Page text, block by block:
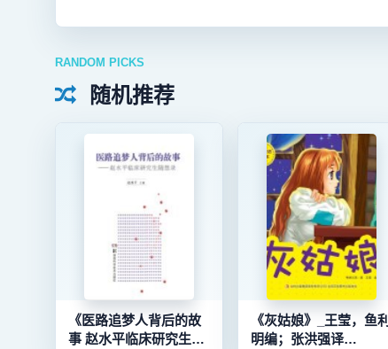
RANDOM PICKS
随机推荐
《医路追梦人背后的故
事 赵水平临床研究生随
《灰姑娘》_王莹，鱼利
明编；张洪强译